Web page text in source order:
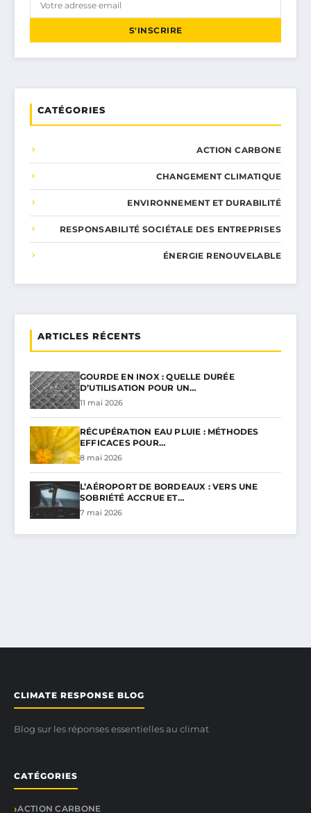
S'INSCRIRE
CATÉGORIES
ACTION CARBONE
CHANGEMENT CLIMATIQUE
ENVIRONNEMENT ET DURABILITÉ
RESPONSABILITÉ SOCIÉTALE DES ENTREPRISES
ÉNERGIE RENOUVELABLE
ARTICLES RÉCENTS
GOURDE EN INOX : QUELLE DURÉE
D’UTILISATION POUR UN…
11 mai 2026
RÉCUPÉRATION EAU PLUIE : MÉTHODES
EFFICACES POUR…
8 mai 2026
L’AÉROPORT DE BORDEAUX : VERS UNE
SOBRIÉTÉ ACCRUE ET…
7 mai 2026
CLIMATE RESPONSE BLOG
Blog sur les réponses essentielles au climat
CATÉGORIES
ACTION CARBONE